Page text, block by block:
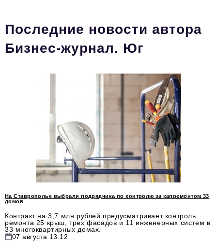
Стиль жизни
Цитаты
Персона
Инвестиции
Управление
Последние новости автора
Бизнес-журнал. Юг
На Ставрополье выбрали подрядчика по контролю за капремонтом 33
домов
Контракт на 3,7 млн рублей предусматривает контроль
ремонта 25 крыш, трех фасадов и 11 инженерных систем в
33 многоквартирных домах.
07 августа 13:12